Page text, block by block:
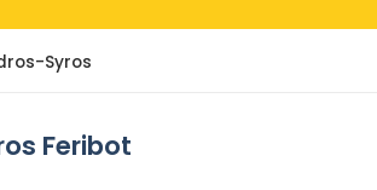
Syros
Feribot